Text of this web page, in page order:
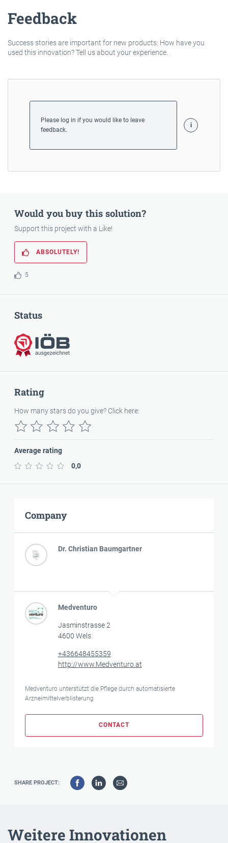
Feedback
Success stories are important for new products: How have you
used this innovation? Tell us about your experience.
Please log in if you would like to leave
feedback.
Would you buy this solution?
Support this project with a Like!
ABSOLUTELY!
5
Status
Awarded
Rating
How many stars do you give? Click here:
Average rating
0,0
Company
Dr. Christian Baumgartner
Medventuro
Jasminstrasse 2
4600 Wels
+436648455359
http://www.Medventuro.at
Medventuro unterstützt die Pflege durch automatisierte
Arzneimittelverblisterung
CONTACT
SHARE PROJECT:
Weitere Innovationen